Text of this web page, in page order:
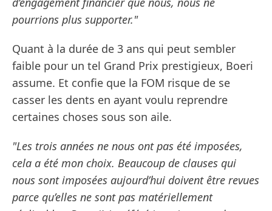
pourrions plus supporter."
Quant à la durée de 3 ans qui peut sembler
faible pour un tel Grand Prix prestigieux, Boeri
assume. Et confie que la FOM risque de se
casser les dents en ayant voulu reprendre
certaines choses sous son aile.
"Les trois années ne nous ont pas été imposées,
cela a été mon choix. Beaucoup de clauses qui
nous sont imposées aujourd’hui doivent être revues
parce qu’elles ne sont pas matériellement